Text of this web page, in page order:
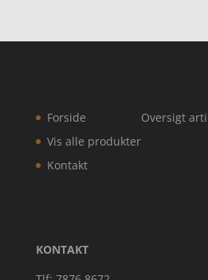
Forside
Vis alle produkter
Kontakt
Oversigt
KONTAKT